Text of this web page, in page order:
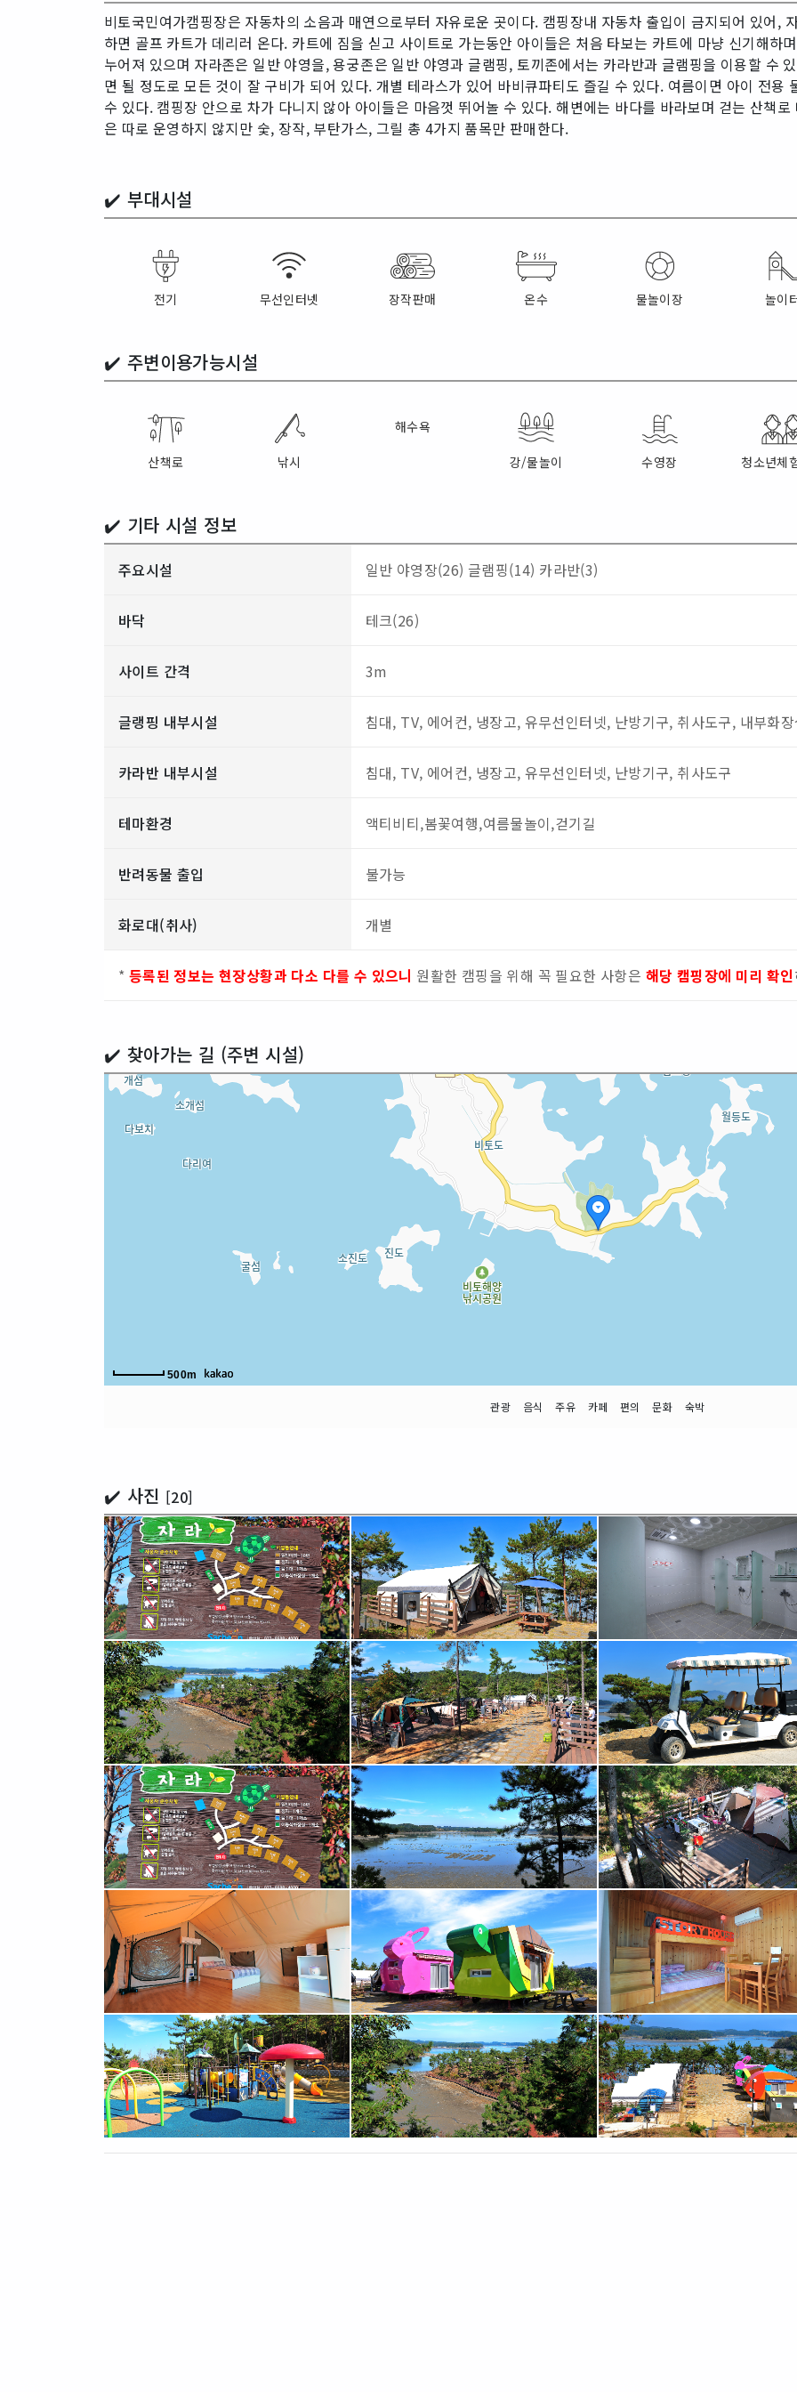
비토국민여가캠핑장은 자동차의 소음과 매연으로부터 자유로운 곳이다. 캠핑장내 자동차 출입이 금지되어 있어,
하면 골프 카트가 데리러 온다. 카트에 짐을 싣고 사이트로 가는동안 아이들은 처음 타보는 카트에 마냥 신기해하
누어져 있으며 자라존은 일반 야영을, 용궁존은 일반 야영과 글램핑, 토끼존에서는 카라반과 글램핑을 이용할 수
면 될 정도로 모든 것이 잘 구비가 되어 있다. 개별 테라스가 있어 바비큐파티도 즐길 수 있다. 여름이면 아이 전용
수 있다. 캠핑장 안으로 차가 다니지 않아 아이들은 마음껏 뛰어놀 수 있다. 해변에는 바다를 바라보며 걷는 산책
은 따로 운영하지 않지만 숯, 장작, 부탄가스, 그릴 총 4가지 품목만 판매한다.
✔️ 부대시설
전기 무선인터넷 장작판매 온수 물놀이장 놀이
✔️ 주변이용가능시설
산책로 낚시
해수욕
강/물놀이
수영장 청소년체
✔️ 기타 시설 정보
주요시설 일반 야영장(26) 글램핑(14) 카라반(3)
바닥 테크(26)
사이트 간격 3m
글랭핑 내부시설 침대, TV, 에어컨, 냉장고, 유무선인터넷, 난방기구, 취사도구, 내부화
카라반 내부시설 침대, TV, 에어컨, 냉장고, 유무선인터넷, 난방기구, 취사도구
테마환경 액티비티,봄꽃여행,여름물놀이,걷기길
반려동물 출입 불가능
화로대(취사) 개별
* 등록된 정보는 현장상황과 다소 다를 수 있으니 원활한 캠핑을 위해 꼭 필요한 사항은 해당 캠핑장에 미리 확인
✔️ 찾아가는 길 (주변 시설)
500m
관광 음식 주유 카페 편의 문화 숙박
✔️ 사진 [20]